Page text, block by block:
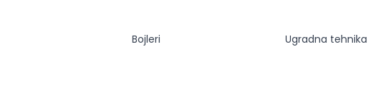
Bojleri Ugradna tehnika